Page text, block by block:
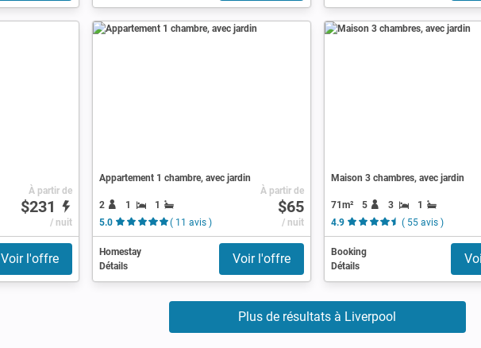
À partir de
$231
/ nuit
Voir l'offre
Appartement 1 chambre, avec jardin
2 1
1
5.0
( 11 avis )
À partir de
$65
/ nuit
Homestay
Détails
Voir l'offre
Maison 3 chambres, avec jardin
71m² 5 3
1
4.9
( 55 avis )
Booking
Détails
Plus de résultats à Liverpool